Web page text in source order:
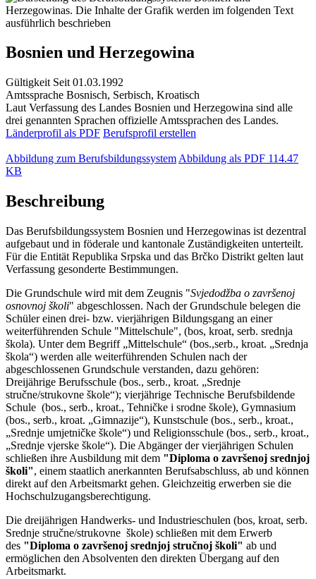
Bosnien und Herzegowina
Gültigkeit Seit 01.03.1992
Amtssprache Bosnisch, Serbisch, Kroatisch
Laut Verfassung des Landes Bosnien und Herzegowina sind alle
drei genannten Sprachen offizielle Amtssprachen des Landes.
Länderprofil als PDF Berufsprofil erstellen
Abbildung zum Berufsbildungssystem Abbildung als PDF 114.47
KB
Beschreibung
Das Berufsbildungssystem Bosnien und Herzegowinas ist dezentral
aufgebaut und in föderale und kantonale Zuständigkeiten unterteilt.
Für die Entität Republika Srpska und das Brčko Distrikt gelten laut
Verfassung gesonderte Bestimmungen.
Die Grundschule wird mit dem Zeugnis "Svjedodžba o završenoj
osnovnoj školi" abgeschlossen. Nach der Grundschule belegen die
Schüler einen drei- bzw. vierjährigen Bildungsgang an einer
weiterführenden Schule "Mittelschule", (bos, kroat, serb. srednja
škola). Unter dem Begriff „Mittelschule“ (bos.,serb., kroat. „Srednja
škola“) werden alle weiterführenden Schulen nach der
abgeschlossenen Grundschule verstanden, dazu gehören:
Dreijährige Berufsschule (bos., serb., kroat. „Srednje
stručne/strukovne škole“); vierjährige Technische Berufsbildende
Schule (bos., serb., kroat., Tehničke i srodne škole), Gymnasium
(bos., serb., kroat. „Gimnazije“), Kunstschule (bos., serb., kroat.,
„Srednje umjetničke škole“) und Religionsschule (bos., serb., kroat.,
„Srednje vjerske škole“). Die Abgänger der vierjährigen Schulen
schließen ihre Ausbildung mit dem "Diploma o završenoj srednjoj
školi", einem staatlich anerkannten Berufsabschluss, ab und können
direkt auf den Arbeitsmarkt gehen. Gleichzeitig erwerben sie die
Hochschulzugangsberechtigung.
Die dreijährigen Handwerks- und Industrieschulen (bos, kroat, serb.
Srednje stručne/strukovne škole) schließen mit dem Erwerb
des "Diploma o završenoj srednjoj stručnoj školi" ab und
ermöglichen den Absolventen den direkten Übergang auf den
Arbeitsmarkt.